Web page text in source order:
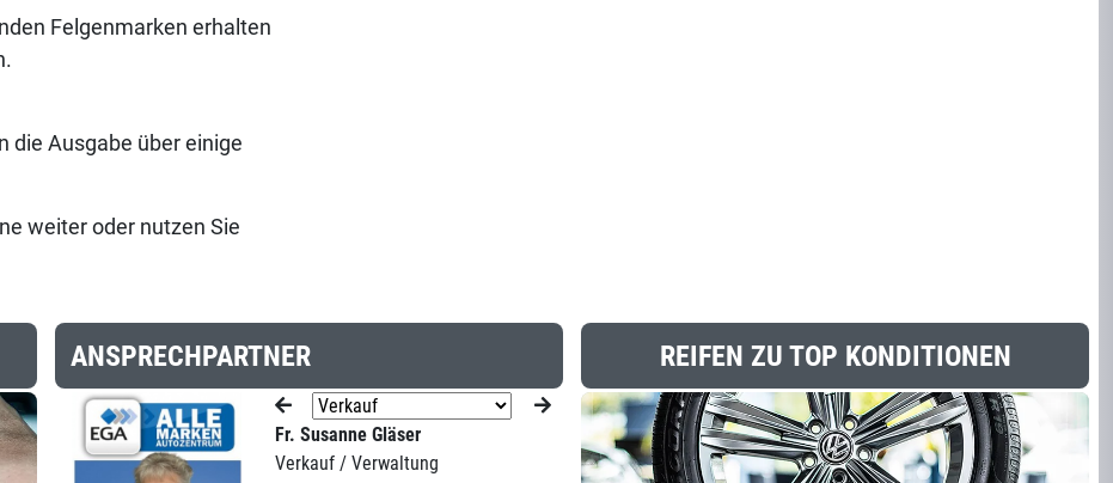
Felgenmarken erhalten
die Ausgabe über einige
weiter oder nutzen Sie
ANSPRECHPARTNER
Fr. Susanne Gläser
Verkauf / Verwaltung
REIFEN ZU TOP KONDITIONEN